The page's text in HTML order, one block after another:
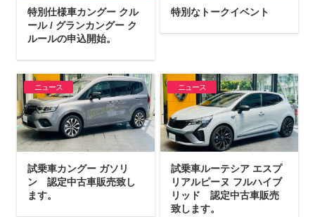
特別仕様車カングー クル
ール / グランカングー ク
ルールの申込開始。
特別なトークイベント
ニュース
試乗車カングー ガソリ
ン 認定中古車販売致し
ます。
ニュース
試乗車ルーテシア エスプ
リアルピーヌ フルハイブ
リッド 認定中古車販売
致します。